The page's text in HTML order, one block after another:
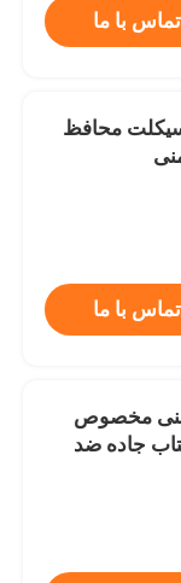
تماس با ما
سیکلت محافظ
تماس با ما
مخصوص
جاده ضد